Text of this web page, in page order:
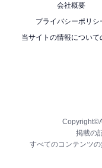
会社概要
プライバシーポリシ
当サイトの情報について
掲載の
すべてのコンテンツ